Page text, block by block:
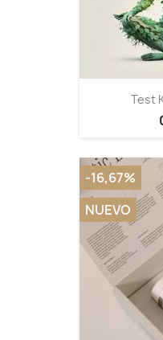
Test
-16,67%
NUEVO